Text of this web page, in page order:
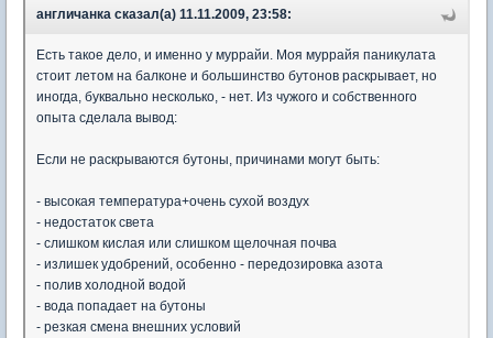
англичанка сказал(а) 11.11.2009, 23:58:
Есть такое дело, и именно у муррайи. Моя муррайя паникулата
стоит летом на балконе и большинство бутонов раскрывает, но
иногда, буквально несколько, - нет. Из чужого и собственного
опыта сделала вывод:
Если не раскрываются бутоны, причинами могут быть:
- высокая температура+очень сухой воздух
- недостаток света
- слишком кислая или слишком щелочная почва
- излишек удобрений, особенно - передозировка азота
- полив холодной водой
- вода попадает на бутоны
- резкая смена внешних условий